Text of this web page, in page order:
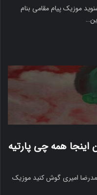
موزیک پیام مقامی بنام
همه چی پارتیه
امیری گوش کنید موزیک